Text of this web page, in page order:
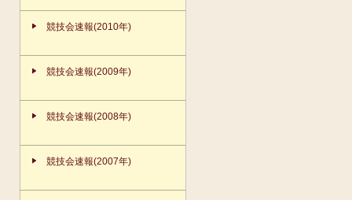
競技会速報(2010年)
競技会速報(2009年)
競技会速報(2008年)
競技会速報(2007年)